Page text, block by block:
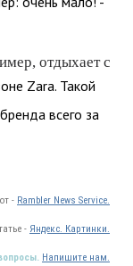
отдыхает с
Zara. Такой
всего за
- Rambler News Service.
- Яндекс. Картинки.
Напишите нам.